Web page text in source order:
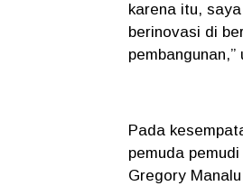
karena itu,
berinovasi di
pembangunan,”
Pada
pemuda
Gregory